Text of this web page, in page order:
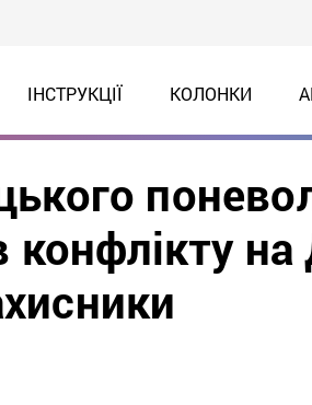
ІНСТРУКЦІЇ КОЛОНКИ
конфлікту на